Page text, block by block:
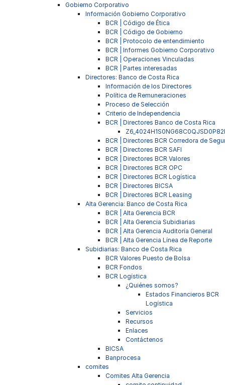
Gobierno Corporativo
Información Gobierno Corporativo
BCR | Código de Ética
BCR | Código de Gobierno
BCR | Protocolo de entendimiento
BCR | Informes Gobierno Corporativo
BCR | Operaciones Vinculadas
BCR | Partes interesadas
Directores: Banco de Costa Rica
Información de los Directores
Política de Remuneraciones
Proceso de Selección
Criterio de Independencia
BCR | Directores Banco de Costa Rica
BCR | Directores BCR Corredora de
BCR | Directores BCR SAFI
BCR | Directores BCR Valores
BCR | Directores BCR OPC
BCR | Directores BCR Logística
BCR | Directores BICSA
BCR | Directores BCR Leasing
Alta Gerencia: Banco de Costa Rica
BCR | Alta Gerencia BCR
BCR | Alta Gerencia Subidiarias
BCR | Alta Gerencia Auditoría General
BCR | Alta Gerencia Línea de Reporte
Subidiarias: Banco de Costa Rica
BCR Valores Puesto de Bolsa
BCR Fondos
BCR Logística
¿Quiénes somos?
Estados Financieros BCR
Logística
Servicios
Recursos
Enlaces
Contáctenos
BICSA
Banprocesa
comites
Comites Alta Gerencia